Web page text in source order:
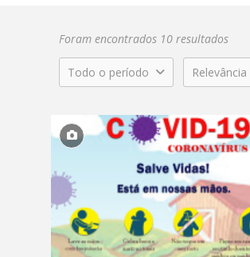
Foram encontrados 10 resultados
Todo o período Relevância